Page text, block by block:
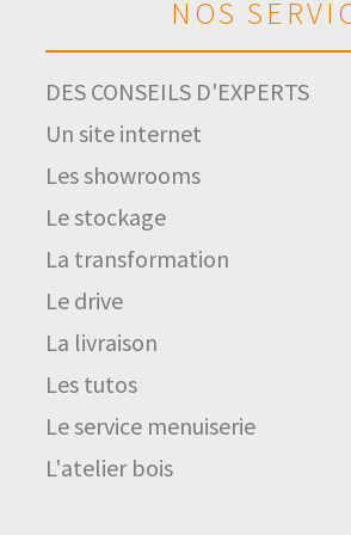
NOS
DES CONSEILS D'EXPERTS
Un site internet
Les showrooms
Le stockage
La transformation
Le drive
La livraison
Les tutos
Le service menuiserie
L'atelier bois